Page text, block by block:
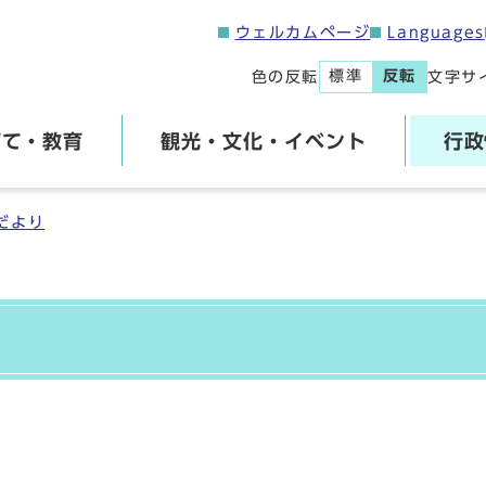
ウェルカムページ Languages
色の反転 標準 反転 文字サ
・教育 観光・文化・イベント 行
より